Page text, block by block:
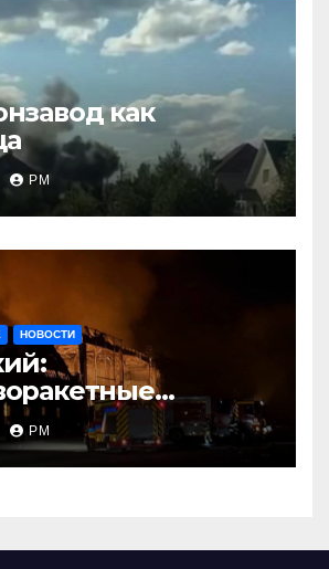
как
РМ
НОВОСТИ
могли бы спасти
сегодня»
РМ